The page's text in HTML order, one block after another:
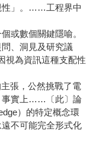
性」。……工程界中
或數個關鍵隱喻。
、洞見及研究議
視為資訊這種支配性
張，公然挑戰了電
事實上……〔此〕論
）的特定概念環
不可能完全形式化